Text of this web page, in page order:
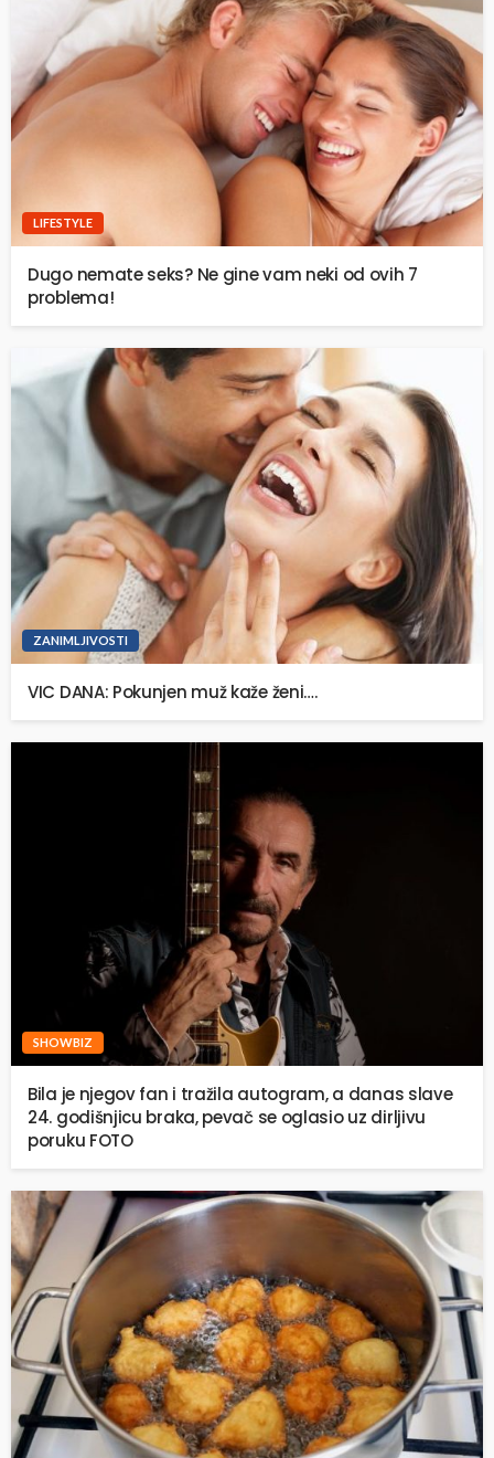
LIFESTYLE
Dugo nemate seks? Ne gine vam neki od ovih 7
problema!
ZANIMLJIVOSTI
VIC DANA: Pokunjen muž kaže ženi….
SHOWBIZ
Bila je njegov fan i tražila autogram, a danas slave
24. godišnjicu braka, pevač se oglasio uz dirljivu
poruku FOTO